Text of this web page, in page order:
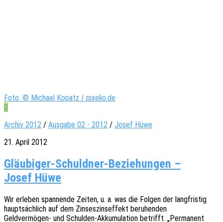
Foto: © Michael Kopatz / pixelio.de
0
Archiv 2012 / Ausgabe 02 - 2012 / Josef Hüwe
21. April 2012
Gläubiger-Schuldner-Beziehungen –
Josef Hüwe
Wir erle­ben span­nen­de Zeiten, u. a. was die Folgen der lang­fris­tig
haupt­säch­lich auf dem Zinses­zins­ef­fekt beruhenden
Geld­ver­mö­gen- und Schul­den-Akku­mu­la­ti­on betrifft. „Perma­nent